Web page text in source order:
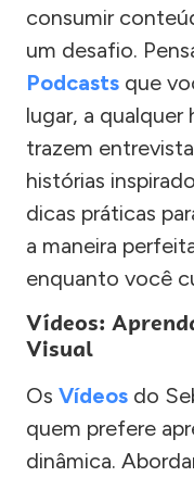
consumir
um desafio.
Podcasts que
lugar, a qualquer
trazem
histórias
dicas práticas
a maneira
enquanto você
Vídeos:
Visual
Os Vídeos do
quem prefere
dinâmica.